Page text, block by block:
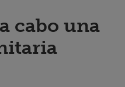
cabo una